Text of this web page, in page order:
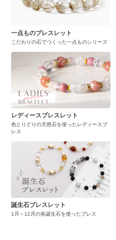
一点ものブレスレット
こだわりの石でつくった一点ものシリーズ
レディースブレスレット
色とりどりの天然石を使ったレディースブ
レス
誕生石ブレスレット
1月～12月の各誕生石を使ったブレス